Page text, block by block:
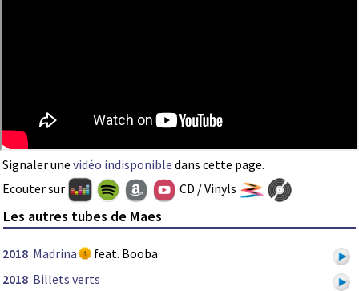
Signaler une vidéo indisponible dans cette page.
Ecouter sur
CD / Vinyls
Les autres tubes de Maes
2018 Madrina
feat. Booba
2018 Billets verts